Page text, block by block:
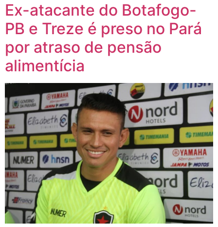
Ex-atacante do Botafogo-
PB e Treze é preso no Pará
por atraso de pensão
alimentícia